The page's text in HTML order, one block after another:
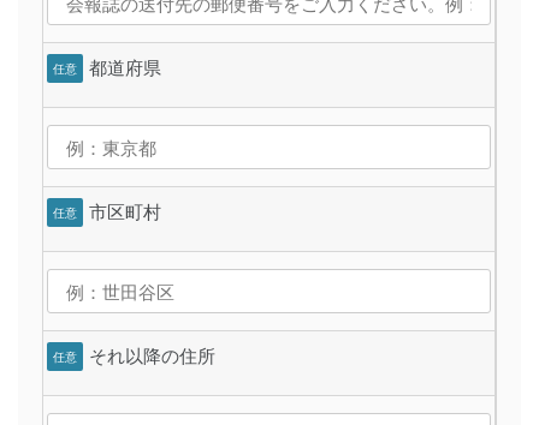
任意 都道府県
任意 市区町村
任意 それ以降の住所